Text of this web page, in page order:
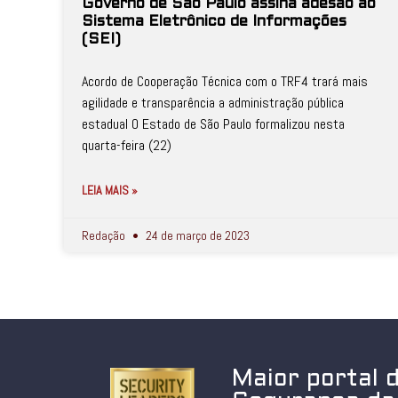
Governo de São Paulo assina adesão ao
Sistema Eletrônico de Informações
(SEI)
Acordo de Cooperação Técnica com o TRF4 trará mais
agilidade e transparência a administração pública
estadual O Estado de São Paulo formalizou nesta
quarta-feira (22)
LEIA MAIS »
Redação 24 de março de 2023
Maior portal